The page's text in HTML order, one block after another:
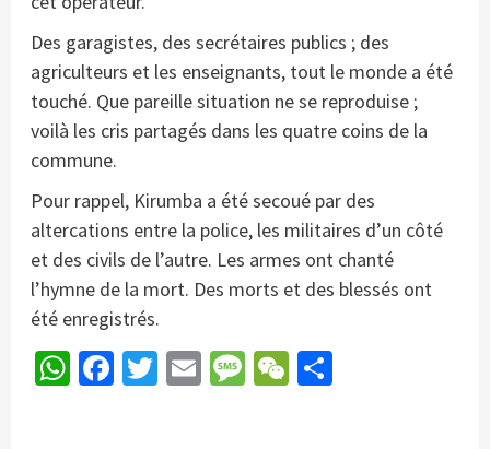
Des garagistes, des secrétaires publics ; des
agriculteurs et les enseignants, tout le monde a été
touché. Que pareille situation ne se reproduise ;
voilà les cris partagés dans les quatre coins de la
commune.
Pour rappel, Kirumba a été secoué par des
altercations entre la police, les militaires d’un côté
et des civils de l’autre. Les armes ont chanté
l’hymne de la mort. Des morts et des blessés ont
été enregistrés.
WhatsApp
Facebook
Twitter
EmailMessage
WeChat